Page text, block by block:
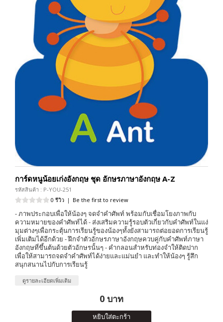
การ์ดหนูน้อยเก่งอังกฤษ ชุด อักษรภาษาอังกฤษ A-Z
รหัสสินค้า : P-YOU-251
0 รีวิว | Be the first to review
- ภาพประกอบเพื่อให้น้องๆ จดจำคำศัพท์ พร้อมกับเชื่อมโยงภาพกับ
ความหมายของคำศัพท์ได้ - ส่งเสริมความรู้รอบตัวเกี่ยวกับคำศัพท์ในแง่
มุมต่างๆเพื่อกระตุ้นการเรียนรู้ของน้องๆทั้งยังสามารถต่อยอดการเรียนรู้
เพิ่มเติมได้อีกด้วย - ฝึกจำตัวอักษรภาษาอังกฤษควบคู่กับคำศัพท์ภาษา
อังกฤษที่ขึ้นต้นด้วยตัวอักษรนั้นๆ - คำกลอนสำหรับท่องจำให้ติดปาก
เพื่อให้สามารถจดจำคำศัพท์ได้ง่ายและแม่นยำ และทำให้น้องๆ รู้สึก
สนุกสนานไปกับการเรียนรู้
ดูรายละเอียดเพิ่มเติม
0 บาท
หยิบใส่ตะกร้า